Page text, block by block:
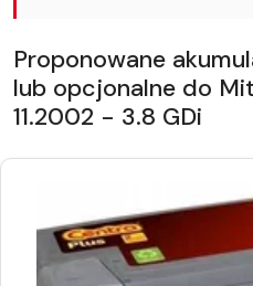
Proponowane
lub opcjonalne do
11.2002 - 3.8 GDi